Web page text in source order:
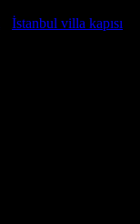
İstanbul villa kapısı